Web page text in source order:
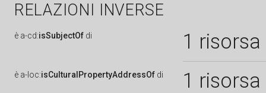
RELAZIONI INVERSE
è a-cd:isSubjectOf di 1 risorsa
è a-loc:isCulturalPropertyAddressOf di 1 risorsa